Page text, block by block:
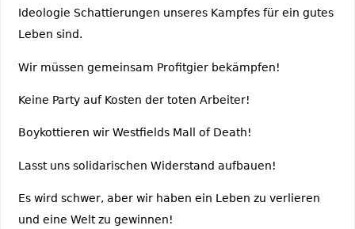
Ideologie Schattierungen unseres Kampfes für ein gutes
Leben sind.
Wir müssen gemeinsam Profitgier bekämpfen!
Keine Party auf Kosten der toten Arbeiter!
Boykottieren wir Westfields Mall of Death!
Lasst uns solidarischen Widerstand aufbauen!
Es wird schwer, aber wir haben ein Leben zu verlieren
und eine Welt zu gewinnen!